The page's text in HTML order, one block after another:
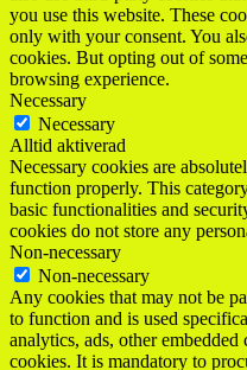
you use this website. These
only with your consent. You
cookies. But opting out of
browsing experience.
Necessary
Necessary
Alltid aktiverad
Necessary cookies are
function properly. This
basic functionalities and
cookies do not store any
Non-necessary
Non-necessary
Any cookies that may not be
to function and is used
analytics, ads, other embedded
cookies. It is mandatory to